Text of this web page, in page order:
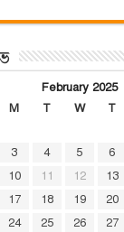
February 2025
M T W T
3 4 5 6
10 11 12 13
17 18 19 20
24 25 26 27